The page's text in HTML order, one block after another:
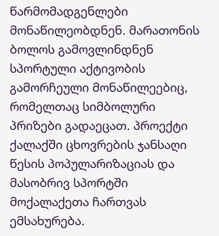
წარმომადგენლები
მონაწილეობდნენ. მარათონის
ბოლოს გამოვლინდნენ
სპორტული აქტივობის
გამორჩეული მონაწილეებიც,
რომელთაც სიმბოლური
პრიზები გადაეცათ. პროექტი
ქალაქში ცხოვრების ჯანსაღი
წესის პოპულარიზაციას და
მასობრივ სპორტში
მოქალაქეთა ჩართვას
ემსახურება.